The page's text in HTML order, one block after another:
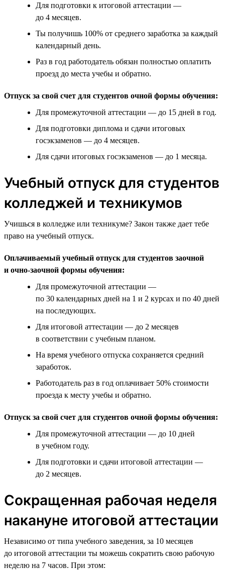
Для подготовки к итоговой аттестации —
до 4 месяцев.
Ты получишь 100% от среднего заработка за каждый
календарный день.
Раз в год работодатель обязан полностью оплатить
проезд до места учебы и обратно.
Отпуск за свой счет для студентов очной формы обучения:
Для промежуточной аттестации — до 15 дней в год.
Для подготовки диплома и сдачи итоговых
госэкзаменов — до 4 месяцев.
Для сдачи итоговых госэкзаменов — до 1 месяца.
Учебный отпуск для студентов
колледжей и техникумов
Учишься в колледже или техникуме? Закон также дает тебе
право на учебный отпуск.
Оплачиваемый учебный отпуск для студентов заочной
и очно-заочной формы обучения:
Для промежуточной аттестации —
по 30 календарных дней на 1 и 2 курсах и по 40 дней
на последующих.
Для итоговой аттестации — до 2 месяцев
в соответствии с учебным планом.
На время учебного отпуска сохраняется средний
заработок.
Работодатель раз в год оплачивает 50% стоимости
проезда к месту учебы и обратно.
Отпуск за свой счет для студентов очной формы обучения:
Для промежуточной аттестации — до 10 дней
в учебном году.
Для подготовки и сдачи итоговой аттестации —
до 2 месяцев.
Сокращенная рабочая неделя
накануне итоговой аттестации
Независимо от типа учебного заведения, за 10 месяцев
до итоговой аттестации ты можешь сократить свою рабочую
неделю на 7 часов. При этом: